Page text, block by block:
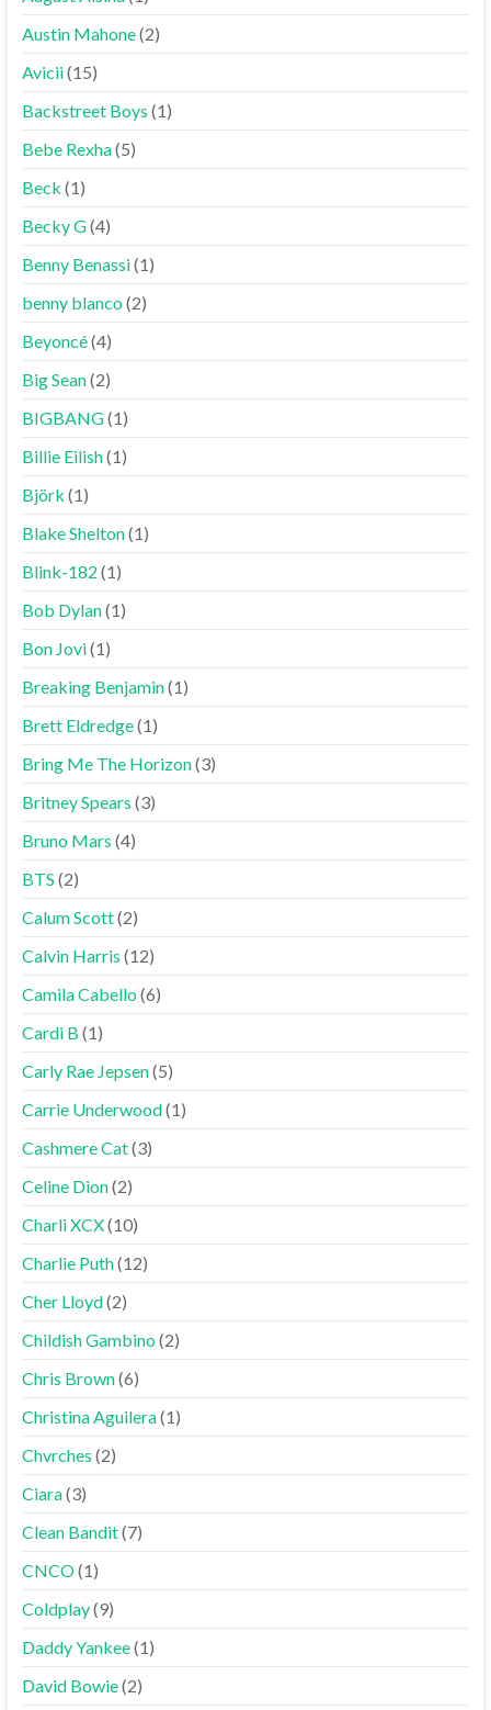
Austin Mahone(2)
Avicii(15)
Backstreet Boys (1)
Bebe Rexha(5)
Beck (1)
Becky G(4)
Benny Benassi(1)
benny blanco(2)
Beyoncé(4)
Big Sean(2)
BIGBANG(1)
Billie Eilish(1)
Björk (1)
Blake Shelton(1)
Blink-182 (1)
Bob Dylan(1)
Bon Jovi(1)
Breaking Benjamin(1)
Brett Eldredge(1)
Bring Me The Horizon(3)
Britney Spears (3)
Bruno Mars (4)
BTS (2)
Calum Scott(2)
Calvin Harris (12)
Camila Cabello(6)
Cardi B (1)
Carly Rae Jepsen(5)
Carrie Underwood(1)
Cashmere Cat(3)
Celine Dion(2)
Charli XCX(10)
Charlie Puth(12)
Cher Lloyd(2)
Childish Gambino(2)
Chris Brown(6)
Christina Aguilera(1)
Chvrches (2)
Ciara(3)
Clean Bandit(7)
CNCO(1)
Coldplay(9)
Daddy Yankee(1)
David Bowie(2)